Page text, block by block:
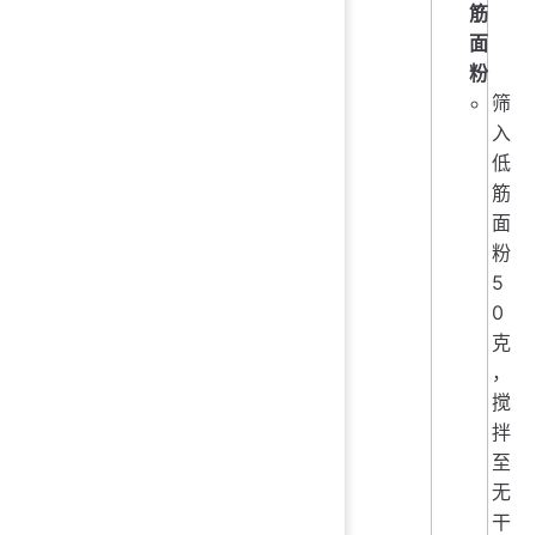
筋
面
粉
筛
入
低
筋
面
粉
5
0
克
，
搅
拌
至
无
干